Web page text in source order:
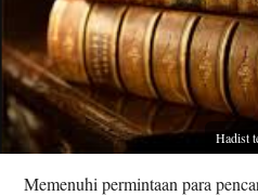
Hadist
Memenuhi permintaan para